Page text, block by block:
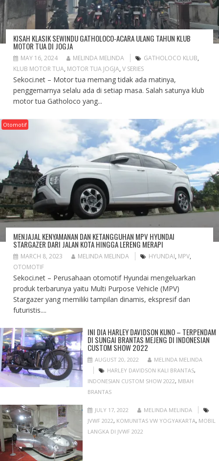
KISAH KLASIK SEWINDU GATHOLOCO-ACARA ULANG TAHUN KLUB
MOTOR TUA DI JOGJA
MAY 16, 2024 MELINDA MELINDA GATHOLOCO KLUB,
KLUB MOTOR TUA, MOTOR TUA JOGJA, V SERIES
Sekoci.net – Motor tua memang tidak ada matinya,
penggemarnya selalu ada di setiap masa. Salah satunya klub
motor tua Gatholoco yang...
Otomotif
MENJAJAL KENYAMANAN DAN KETANGGUHAN MPV HYUNDAI
STARGAZER DARI JALAN KOTA HINGGA LERENG MERAPI
MARCH 8, 2023 MELINDA MELINDA HYUNDAI, MPV,
OTOMOTIF
Sekoci.net – Perusahaan otomotif Hyundai mengeluarkan
produk terbarunya yaitu Multi Purpose Vehicle (MPV)
Stargazer yang memiliki tampilan dinamis, ekspresif dan
futuristis....
INI DIA HARLEY DAVIDSON KUNO – TERPENDAM
DI SUNGAI BRANTAS MEJENG DI INDONESIAN
CUSTOM SHOW 2022
AUGUST 20, 2022
MELINDA MELINDA
HARLEY DAVIDSON KALI BRANTAS,
INDONESIAN CUSTOM SHOW 2022, MBAH
BRANTAS
JULY 17, 2022
MELINDA MELINDA
JVWF 2022, KOMUNITAS VW YOGYAKARTA, MOBIL
LANGKA DI JVWF 2022